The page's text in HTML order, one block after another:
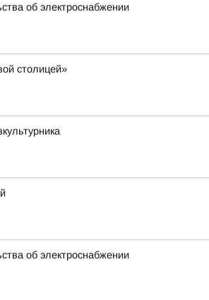
об электроснабжении
столицей»
об электроснабжении